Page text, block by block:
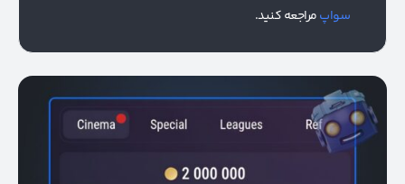
سواپمراجعه کنید.